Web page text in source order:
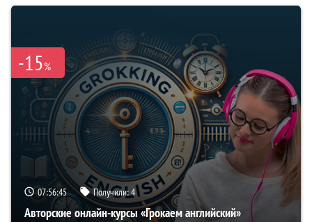
-15%
07:56:44 Получили:4
Авторские онлайн-курсы «Грокаем английский»